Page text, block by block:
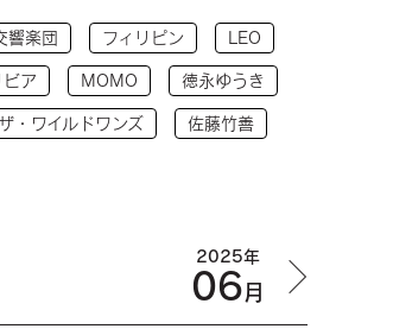
響楽団 フィリピン LEO
ア MOMO 徳永ゆうき
・ワイルドワンズ 佐藤竹善
2025年
06月